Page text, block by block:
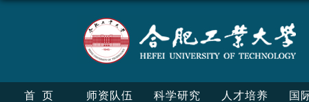
首页 师资队伍 科学研究 人才培养 国